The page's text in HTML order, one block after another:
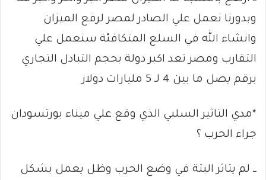
وبدورنا نعمل علي الصادر لمصر لرفع الميزان
وانشاء الله في السلع المتكافئة سنعمل علي
التقارب ومصر تعد اكبر دولة بحجم التبادل التجاري
برقم يصل ما بين 4 لـ 5 مليارات دولار
*مدي التاثير السلبي الذي وقع علي ميناء بورتسودان
جراء الحرب ؟
ــ لم يتاثر البتة في وضع الحرب وظل يعمل بشكل